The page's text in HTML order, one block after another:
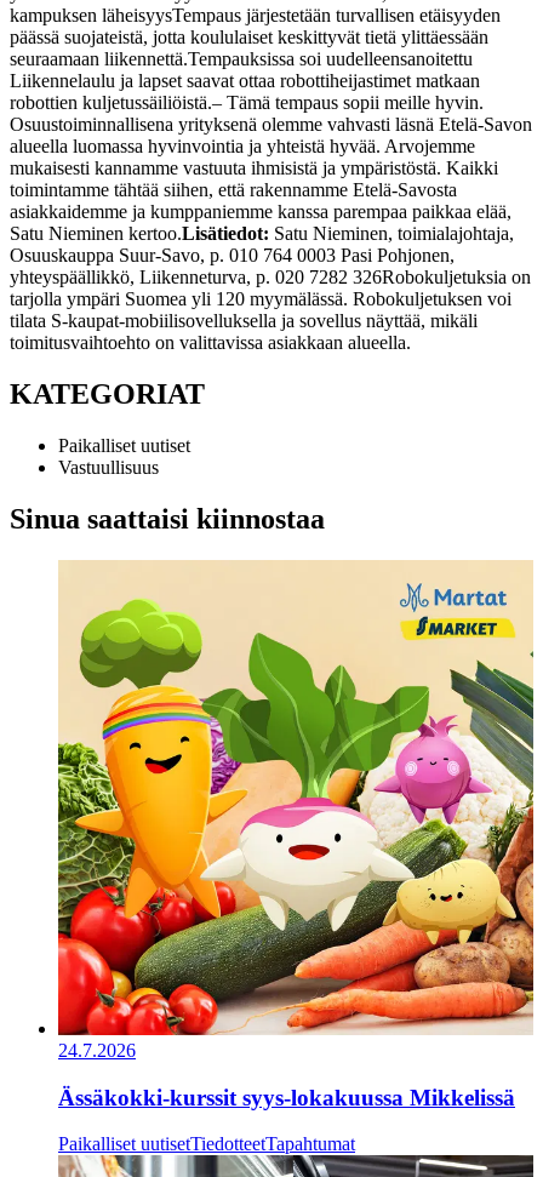
kampuksen läheisyysTempaus järjestetään turvallisen etäisyyden
päässä suojateistä, jotta koululaiset keskittyvät tietä ylittäessään
seuraamaan liikennettä.Tempauksissa soi uudelleensanoitettu
Liikennelaulu ja lapset saavat ottaa robottiheijastimet matkaan
robottien kuljetussäiliöistä.– Tämä tempaus sopii meille hyvin.
Osuustoiminnallisena yrityksenä olemme vahvasti läsnä Etelä-Savon
alueella luomassa hyvinvointia ja yhteistä hyvää. Arvojemme
mukaisesti kannamme vastuuta ihmisistä ja ympäristöstä. Kaikki
toimintamme tähtää siihen, että rakennamme Etelä-Savosta
asiakkaidemme ja kumppaniemme kanssa parempaa paikkaa elää,
Satu Nieminen kertoo.Lisätiedot: Satu Nieminen, toimialajohtaja,
Osuuskauppa Suur-Savo, p. 010 764 0003 Pasi Pohjonen,
yhteyspäällikkö, Liikenneturva, p. 020 7282 326Robokuljetuksia on
tarjolla ympäri Suomea yli 120 myymälässä. Robokuljetuksen voi
tilata S-kaupat-mobiilisovelluksella ja sovellus näyttää, mikäli
toimitusvaihtoehto on valittavissa asiakkaan alueella.
KATEGORIAT
Paikalliset uutiset
Vastuullisuus
Sinua saattaisi kiinnostaa
24.7.2026
Ässäkokki-kurssit syys-lokakuussa Mikkelissä
Paikalliset uutisetTiedotteetTapahtumat